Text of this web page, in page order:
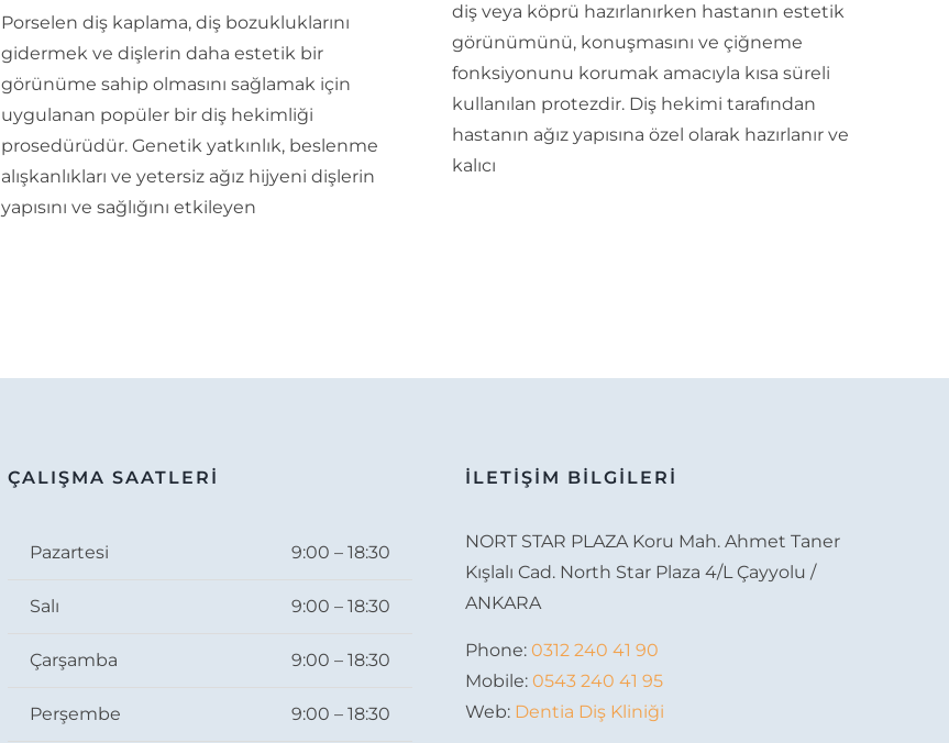
Porselen diş kaplama, diş bozukluklarını
gidermek ve dişlerin daha estetik bir
görünüme sahip olmasını sağlamak için
uygulanan popüler bir diş hekimliği
prosedürüdür. Genetik yatkınlık, beslenme
alışkanlıkları ve yetersiz ağız hijyeni dişlerin
yapısını ve sağlığını etkileyen
diş veya köprü hazırlanırken hastanın estetik
görünümünü, konuşmasını ve çiğneme
fonksiyonunu korumak amacıyla kısa süreli
kullanılan protezdir. Diş hekimi tarafından
hastanın ağız yapısına özel olarak hazırlanır ve
kalıcı
ÇALIŞMA SAATLERİ
Pazartesi 9:00 – 18:30
Salı 9:00 – 18:30
Çarşamba 9:00 – 18:30
Perşembe 9:00 – 18:30
İLETİŞİM BİLGİLERİ
NORT STAR PLAZA Koru Mah. Ahmet Taner
Kışlalı Cad. North Star Plaza 4/L Çayyolu /
ANKARA
Phone: 0312 240 41 90
Mobile: 0543 240 41 95
Web: Dentia Diş Kliniği